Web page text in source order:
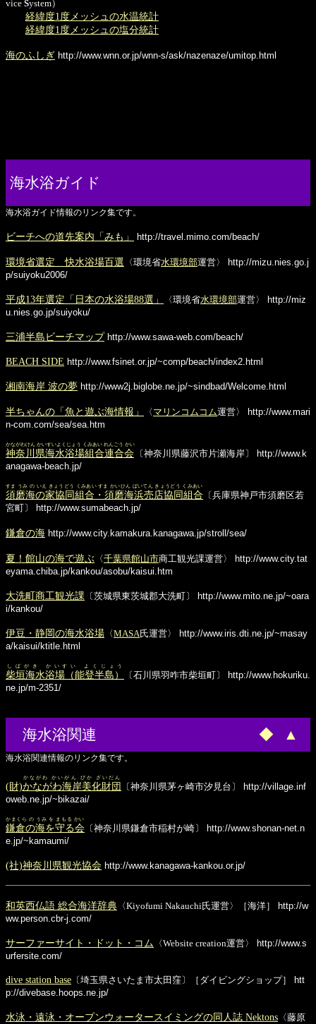
vice System）
経緯度1度メッシュの水温統計
経緯度1度メッシュの塩分統計
海のふしぎ http://www.wnn.or.jp/wnn-s/ask/nazenaze/umitop.html
海水浴ガイド
海水浴ガイド情報のリンク集です。
ビーチへの道先案内「みも」 http://travel.mimo.com/beach/
環境省選定 快水浴場百選 〈環境省水環境部運営〉
http://mizu.nies.go.j
p/suiyoku2006/
平成13年選定「日本の水浴場88選」 〈環境省水環境部運営〉
http://miz
u.nies.go.jp/suiyoku/
三浦半島ビーチマップhttp://www.sawa-web.com/beach/
BEACH SIDE http://www.fsinet.or.jp/~comp/beach/index2.html
湘南海岸 波の夢 http://www2j.biglobe.ne.jp/~sindbad/Welcome.html
半ちゃんの「魚と遊ぶ海情報」 〈 マリンコムコム運営〉
http://www.mari
n-com.com/sea/sea.htm
神奈川県海水浴場組合連合会
かながわけん かいすいよくじょう くみあい れんごう かい
〔神奈川県藤沢市片瀬海岸〕
http://www.k
anagawa-beach.jp/
須磨海の家協同組合・須磨海浜売店協同組合
すま うみ の いえ きょうどう くみあい すま かいひん ばいてん きょうどう くみあい
〔兵庫県神戸市須磨区若
宮町〕
http://www.sumabeach.jp/
鎌倉の海 http://www.city.kamakura.kanagawa.jp/stroll/sea/
夏！館山の海で遊ぶ 〈千葉県館山市商工観光課運営〉
http://www.city.tat
eyama.chiba.jp/kankou/asobu/kaisui.htm
大洗町商工観光課 〔茨城県東茨城郡大洗町〕
http://www.mito.ne.jp/~oara
i/kankou/
伊豆・静岡の海水浴場 〈MASA氏運営〉
http://www.iris.dti.ne.jp/~masay
a/kaisui/ktitle.html
柴垣海水浴場（能登半島）
しばがき かいすい よくじょう
〔石川県羽咋市柴垣町〕
http://www.hokuriku.
ne.jp/m-2351/
海水浴関連 ◆ ▲
海水浴関連情報のリンク集です。
(財)かながわ海岸美化財団
かながわ かいがん びか ざいだん
〔神奈川県茅ヶ崎市汐見台〕
http://village.inf
oweb.ne.jp/~bikazai/
鎌倉の海を守る会
かまくら の うみ を まもる かい
〔神奈川県鎌倉市稲村が崎〕
http://www.shonan-net.n
e.jp/~kamaumi/
(社)神奈川県観光協会 http://www.kanagawa-kankou.or.jp/
和英西仏語 総合海洋辞典 〈Kiyofumi Nakauchi氏運営〉［海洋］
http://w
ww.person.cbr-j.com/
サーファーサイト・ドット・コム 〈Website creation運営〉
http://www.s
urfersite.com/
dive station base 〔埼玉県さいたま市太田窪〕［ダイビングショップ］
htt
p://divebase.hoops.ne.jp/
水泳・遠泳・オープンウォータースイミングの同人誌 Nektons 〈藤原